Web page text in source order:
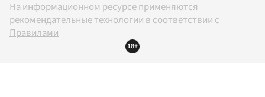
На информационном ресурсе применяются
рекомендательные технологии в соответствии с
Правилами
18+